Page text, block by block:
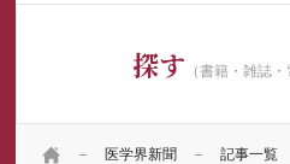
探す （書籍・雑誌・
HOME 医学界新聞 記事一覧